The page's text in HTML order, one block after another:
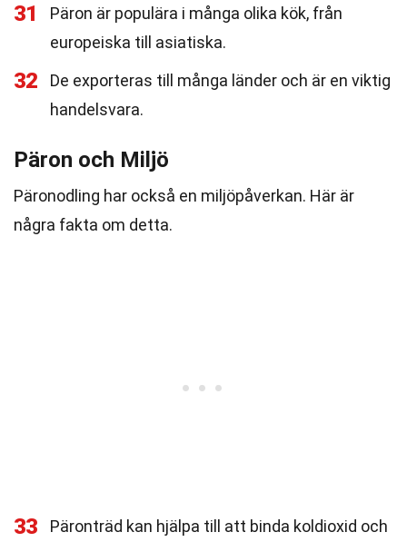
31
Päron är populära i många olika kök, från
europeiska till asiatiska.
32
De exporteras till många länder och är en viktig
handelsvara.
Päron och Miljö
Päronodling har också en miljöpåverkan. Här är
några fakta om detta.
33
Päronträd kan hjälpa till att binda koldioxid och